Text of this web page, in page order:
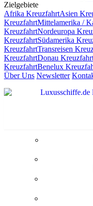
Zielgebiete
Afrika KreuzfahrtAsien
KreuzfahrtMittelamerika /
KreuzfahrtNordeuropa
KreuzfahrtSüdamerika
KreuzfahrtTransreisen
KreuzfahrtDonau
KreuzfahrtBenelux
Über Uns Newsletter